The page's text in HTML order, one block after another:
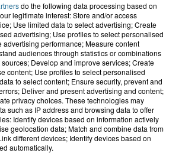
L'ACTU
do the following data processing based on
legitimate interest: Store and/or access
Use limited data to select advertising; Create
advertising; Use profiles to select personalised
advertising performance; Measure content
audiences through statistics or combinations
Develop and improve services; Create
content; Use profiles to select personalised
to select content; Ensure security, prevent and
Deliver and present advertising and content;
privacy choices. These technologies may
such as IP address and browsing data to offer
Identify devices based on information actively
geolocation data; Match and combine data from
different devices; Identify devices based on
automatically.